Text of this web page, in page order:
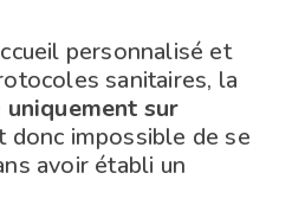
personnalisé et
sanitaires, la
uniquement sur
donc impossible de se
avoir établi un